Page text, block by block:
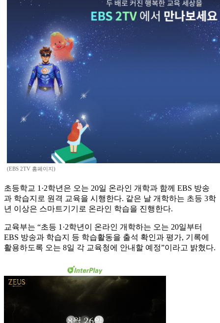
(EBS 2TV 홈페이지)
초등학교 1·2학년은 오는 20일 온라인 개학과 함께 EBS 방송
과 학습지로 원격 교육을 시행한다. 같은 날 개학하는 초등 3학
년 이상은 스마트기기로 온라인 학습을 진행한다.
교육부는 “초등 1·2학년이 온라인 개학하는 오는 20일부터
EBS 방송과 학습지 등 학습활동을 출석 확인과 평가, 기록에
활용하도록 오는 8일 각 교육청에 안내할 예정”이라고 밝혔다.